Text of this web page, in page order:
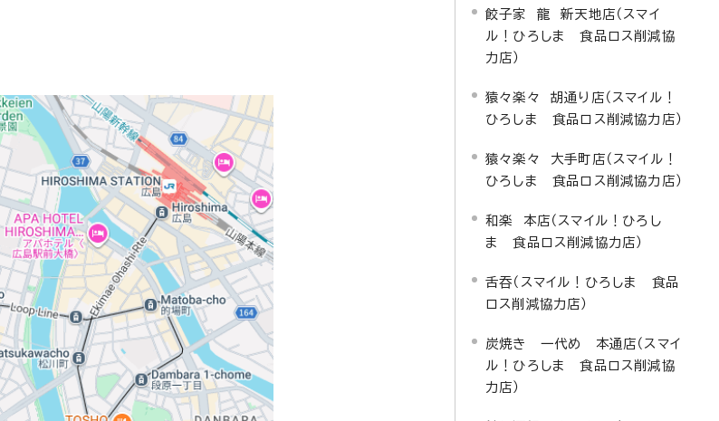
餃子家 龍 新天地店（スマイ
ル！ひろしま 食品ロス削減協
力店）
猿々楽々 胡通り店（スマイル！
ひろしま 食品ロス削減協力店）
猿々楽々 大手町店（スマイル！
ひろしま 食品ロス削減協力店）
和楽 本店（スマイル！ひろし
ま 食品ロス削減協力店）
舌吞（スマイル！ひろしま 食品
ロス削減協力店）
炭焼き 一代め 本通店（スマイ
ル！ひろしま 食品ロス削減協
力店）